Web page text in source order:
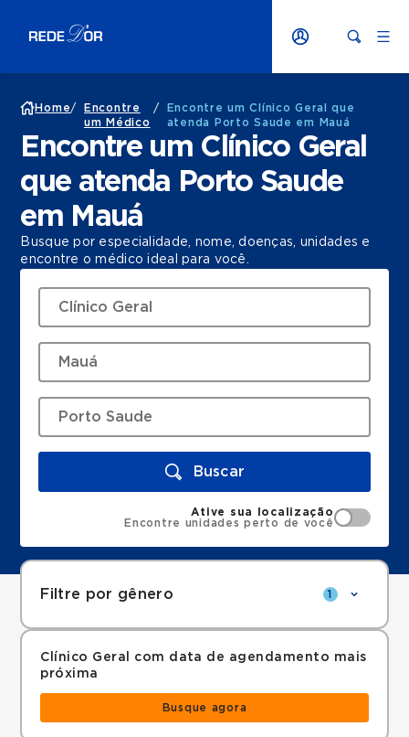
Home/
Encontre
um Médico
/
Encontre um Clínico Geral que
atenda Porto Saude em Mauá
Encontre um Clínico Geral
que atenda Porto Saude
em Mauá
Busque por especialidade, nome, doenças, unidades e
encontre o médico ideal para você.
Buscar
Ative sua localização
Encontre unidades perto de você
Filtre por gênero 1
Clínico Geral com data de agendamento mais
próxima
Busque agora